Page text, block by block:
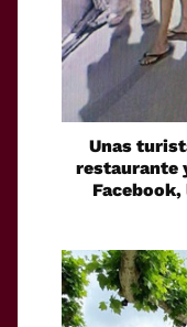
Unas
restaurante